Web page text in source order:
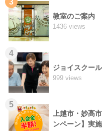
教室のご案内
1436 views
4
ジョイスクー
999 views
5
上越市・妙高
ンペーン】実